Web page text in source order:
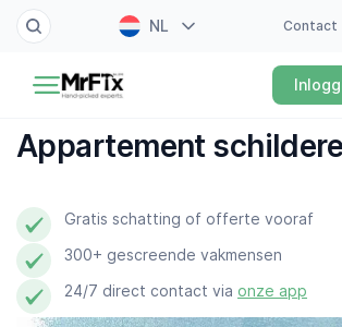
NL
ES
Contact
Schilder
Elektricien
Loodgieter
Slotenmaker
Appartement
Gratis schatting of offerte vooraf
300+ gescreende vakmensen
24/7 direct contact via onze app